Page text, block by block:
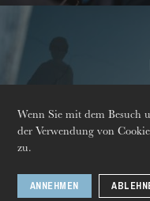
Wenn Sie mit dem Besuch
der Verwendung von
zu.
ANNEHMEN
Mentions légales
Newsletter